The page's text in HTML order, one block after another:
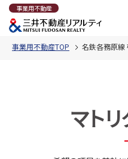
事業用不動産
事業用不動産TOP 名鉄各務原線
マト